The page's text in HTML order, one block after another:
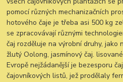
pomocí různých mechanizačních
hotového čaje je třeba asi 500 kg
se zpracovávají různými
čaj rozděluje na výrobní druhy, jako
žlutý Oolong, jasmínový čaj.
Evropě nejžádanější je bezesporu
čajovníkových listů, jež prodělaly